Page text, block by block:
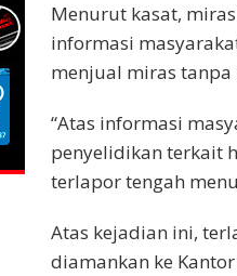
Menurut kasat,
informasi
menjual miras tanpa
“Atas informasi
penyelidikan terkait
terlapor tengah
Atas kejadian ini,
diamankan ke